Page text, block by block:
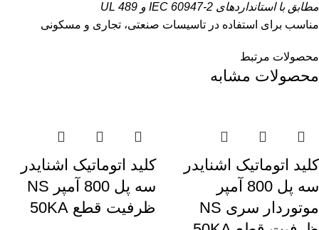
مطابق با استانداردهای IEC 60947-2 و UL 489
مناسب برای استفاده در تاسیسات صنعتی، تجاری و مسکونی
محصولات مرتبط
محصولات مشابه
کليد اتوماتیک اشنایدر
سه پل 800 آمپر
موتوردار سری NS
کليد اتوماتیک اشنایدر
سه پل 800 آمپر NS
ظرفیت قطع 50KA